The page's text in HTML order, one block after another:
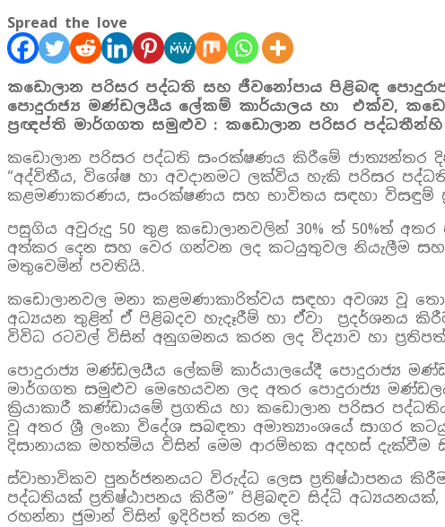
Spread the love
කඩොලාන පරිසර පද්ධති සහ ජීවනෝපාය පිළිබඳ
පොදුරාජ්‍ය මණ්ඩලයීය ලේකම් කාර්යාලය හා එක්ව,
ප්‍රඥප්ති මාර්ගගත සමුළුව : කඩොලාන පරිසර පද්ධතීන්හි
කඩොලාන පරිසර පද්ධති සංරක්ෂණය කිරීමේ ජාත්‍යන්තර
“අද්විතීය, විශේෂ හා අවදානමට ලක්විය හැකි පරිසර
කළමණාකරණය, සංරක්ෂණය සහ භාවිතය සඳහා විසඳුම්
පසුගිය අවුරුදු 50 තුළ කඩොලානවලින් 30% ත් 50%ත්
අත්කර දෙන සහ වෙර ගන්වන ලද කටයුතුවල නියැලීම සහ
මතුවෙමින් පවතියි.
කඩොලානවල මනා කළමණාකාරිත්වය සඳහා අවශ්‍ය වූ
අධ්‍යයන තුළින් ඒ් පිළිබදව හැදෑරීම් හා ඒ්වා ප්‍රදර්ශනය
විවිධ රටවල් විසින් අනුගමනය කරන ලද විද්‍යාව හා
පොදුරාජ්‍ය මණ්ඩලයීය ලේකම් කාර්යාලයේදී පොදුරාජ්‍ය
මාර්ගගත සමුළුව මෙහෙයවන ලද අතර පොදුරාජ්‍ය
ක්‍රියාකාරී කණ්ඩායමේ ප්‍රගතිය හා කඩොලාන පරිසර
වූ අතර ශ්‍රී ලංකා විදේශ සබඳතා අමාත්‍යාංශයේ
දිසානායක මහත්මිය විසින් මෙම ආරම්භක අදහස් දැක්වීම
ස්වාභාවිකව පුනර්ජනනයට විරුද්ධ ලෙස ප්‍රතිෂ්ඨාපනය
පද්ධතියක් ප්‍රතිෂ්ඨාපනය කිරීම” පිළිබඳව සිද්ධි
රහන්නා ජුමාන් විසින් ඉදිරිපත් කරන ලදි.